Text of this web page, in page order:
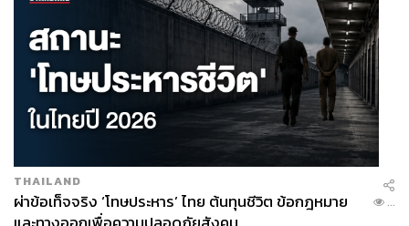
THAILAND
ผ่าข้อเท็จจริง ‘โทษประหาร’ ไทย ต้นทุนชีวิต ข้อกฎหมาย
...